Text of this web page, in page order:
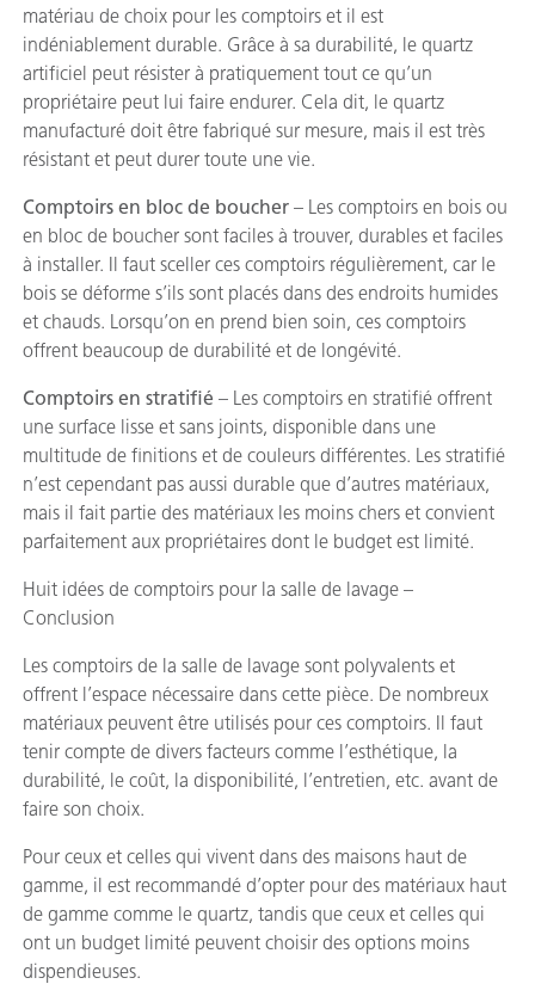
matériau de choix pour les comptoirs et il est
indéniablement durable. Grâce à sa durabilité, le quartz
artificiel peut résister à pratiquement tout ce qu’un
propriétaire peut lui faire endurer. Cela dit, le quartz
manufacturé doit être fabriqué sur mesure, mais il est très
résistant et peut durer toute une vie.
Comptoirs en bloc de boucher – Les comptoirs en bois ou
en bloc de boucher sont faciles à trouver, durables et faciles
à installer. Il faut sceller ces comptoirs régulièrement, car le
bois se déforme s’ils sont placés dans des endroits humides
et chauds. Lorsqu’on en prend bien soin, ces comptoirs
offrent beaucoup de durabilité et de longévité.
Comptoirs en stratifié – Les comptoirs en stratifié offrent
une surface lisse et sans joints, disponible dans une
multitude de finitions et de couleurs différentes. Les stratifié
n’est cependant pas aussi durable que d’autres matériaux,
mais il fait partie des matériaux les moins chers et convient
parfaitement aux propriétaires dont le budget est limité.
Huit idées de comptoirs pour la salle de lavage –
Conclusion
Les comptoirs de la salle de lavage sont polyvalents et
offrent l’espace nécessaire dans cette pièce. De nombreux
matériaux peuvent être utilisés pour ces comptoirs. Il faut
tenir compte de divers facteurs comme l’esthétique, la
durabilité, le coût, la disponibilité, l’entretien, etc. avant de
faire son choix.
Pour ceux et celles qui vivent dans des maisons haut de
gamme, il est recommandé d’opter pour des matériaux haut
de gamme comme le quartz, tandis que ceux et celles qui
ont un budget limité peuvent choisir des options moins
dispendieuses.